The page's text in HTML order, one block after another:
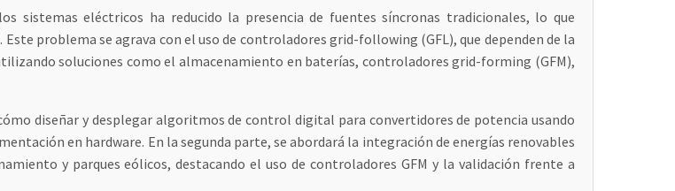
sistemas eléctricos ha reducido la presencia de fuentes síncronas tradicionales, lo que
problema se agrava con el uso de controladores grid-following (GFL), que dependen de la
soluciones como el almacenamiento en baterías, controladores grid-forming (GFM),
diseñar y desplegar algoritmos de control digital para convertidores de potencia usando
en hardware. En la segunda parte, se abordará la integración de energías renovables
y parques eólicos, destacando el uso de controladores GFM y la validación frente a